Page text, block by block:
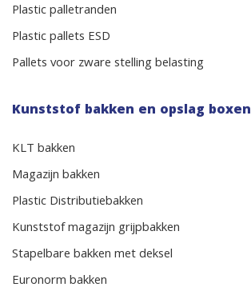
Plastic palletranden
Plastic pallets ESD
Pallets voor zware stelling belasting
Kunststof bakken en opslag boxen
KLT bakken
Magazijn bakken
Plastic Distributiebakken
Kunststof magazijn grijpbakken
Stapelbare bakken met deksel
Euronorm bakken